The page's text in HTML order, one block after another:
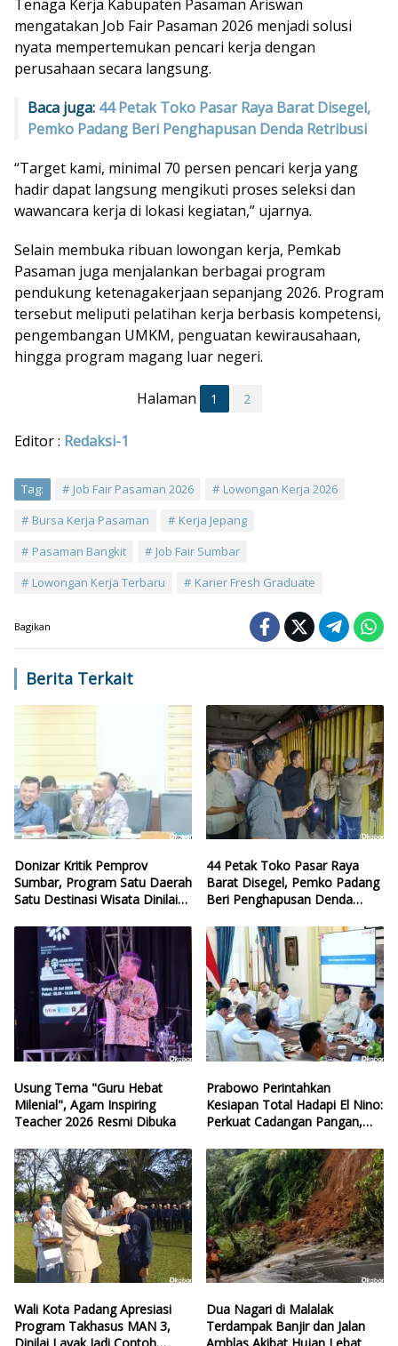
Tenaga Kerja Kabupaten Pasaman Ariswan
mengatakan Job Fair Pasaman 2026 menjadi solusi
nyata mempertemukan pencari kerja dengan
perusahaan secara langsung.
Baca juga: 44 Petak Toko Pasar Raya Barat Disegel,
Pemko Padang Beri Penghapusan Denda Retribusi
“Target kami, minimal 70 persen pencari kerja yang
hadir dapat langsung mengikuti proses seleksi dan
wawancara kerja di lokasi kegiatan,” ujarnya.
Selain membuka ribuan lowongan kerja, Pemkab
Pasaman juga menjalankan berbagai program
pendukung ketenagakerjaan sepanjang 2026. Program
tersebut meliputi pelatihan kerja berbasis kompetensi,
pengembangan UMKM, penguatan kewirausahaan,
hingga program magang luar negeri.
Halaman 1 2
Editor : Redaksi-1
Tag: Job Fair Pasaman 2026
Lowongan Kerja 2026
Bursa Kerja Pasaman
Kerja Jepang
Pasaman Bangkit
Job Fair Sumbar
Lowongan Kerja Terbaru
Karier Fresh Graduate
Bagikan
Berita Terkait
Donizar Kritik Pemprov
Sumbar, Program Satu Daerah
Satu Destinasi Wisata Dinilai
44 Petak Toko Pasar Raya
Barat Disegel, Pemko Padang
Beri Penghapusan Denda
Usung Tema "Guru Hebat
Milenial", Agam Inspiring
Teacher 2026 Resmi Dibuka
Prabowo Perintahkan
Kesiapan Total Hadapi El Nino:
Perkuat Cadangan Pangan,
Wali Kota Padang Apresiasi
Program Takhasus MAN 3,
Dua Nagari di Malalak
Terdampak Banjir dan Jalan